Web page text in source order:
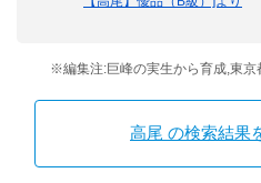
※編集注:巨峰の実生から育成,東京
高尾 の検索結果